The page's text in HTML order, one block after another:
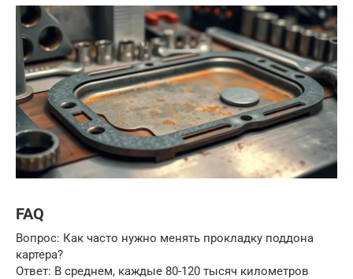
FAQ
Вопрос: Как часто нужно менять прокладку поддона
картера?
Ответ: В среднем, каждые 80-120 тысяч километров